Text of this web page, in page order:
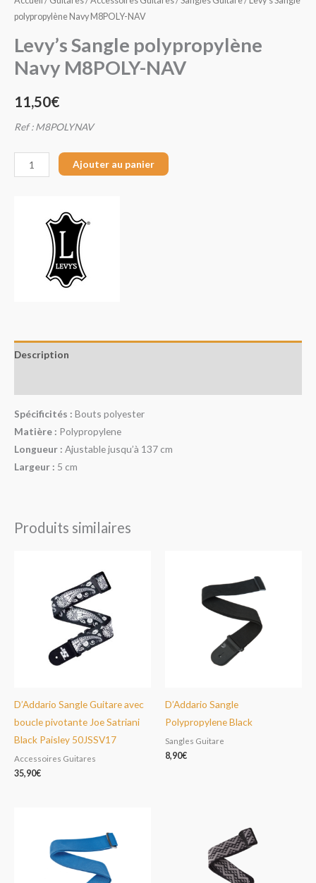
polypropylène Navy M8POLY-NAV
Levy’s Sangle polypropylène
Navy M8POLY-NAV
11,50€
Ref : M8POLYNAV
Ajouter au panier
Description
Spécificités : Bouts polyester
Matière : Polypropylene
Longueur : Ajustable jusqu’à 137 cm
Largeur : 5 cm
Produits similaires
D’Addario Sangle Guitare avec
boucle pivotante Joe Satriani
Black Paisley 50JSSV17
Accessoires Guitares
35,90€
D’Addario Sangle
Polypropylene Black
Sangles Guitare
8,90€